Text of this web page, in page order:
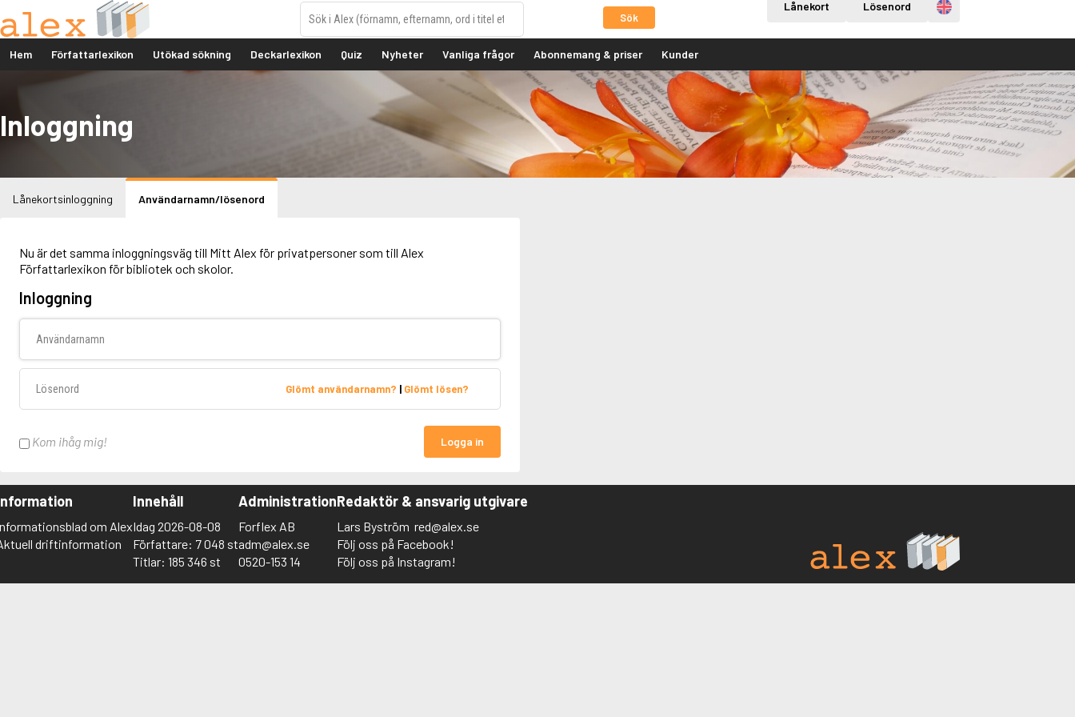
Sök
Lånekort Lösenord Engelska
Hem Författarlexikon Utökad sökning Deckarlexikon Quiz Nyheter Vanliga frågor Abonnemang & priser Kunder
Inloggning
Lånekortsinloggning Användarnamn/lösenord
Nu är det samma inloggningsväg till Mitt Alex för privatpersoner som till Alex
Författarlexikon för bibliotek och skolor.
Inloggning
Glömt användarnamn? | Glömt lösen?
Kom ihåg mig! Logga in
om Alex
driftinformation
Innehåll
Idag 2026-08-08
Författare: 7 048 st
Titlar: 185 346 st
Administration
Forflex AB
adm@alex.se
0520-153 14
Redaktör & ansvarig utgivare
Lars Byström red@alex.se
Följ oss på Facebook!
Följ oss på Instagram!